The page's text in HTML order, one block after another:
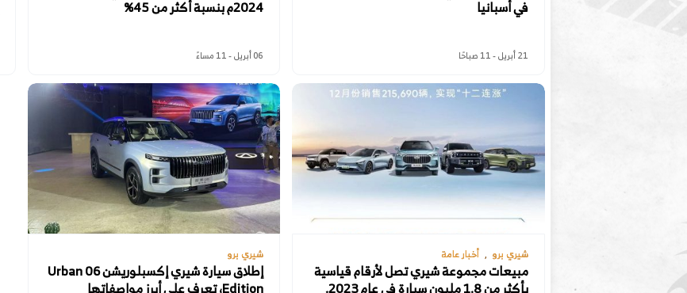
في أسبانيا
21 أبريل - 11 صباحًا
2024م بنسبة أكثر من 45%
06 أبريل - 11 مساءً
شيري برو أخبار عامة
مبيعات مجموعة شيري تصل لأرقام قياسية
شيري برو
إطلاق سيارة شيري إكسبلوريشن 06 Urban